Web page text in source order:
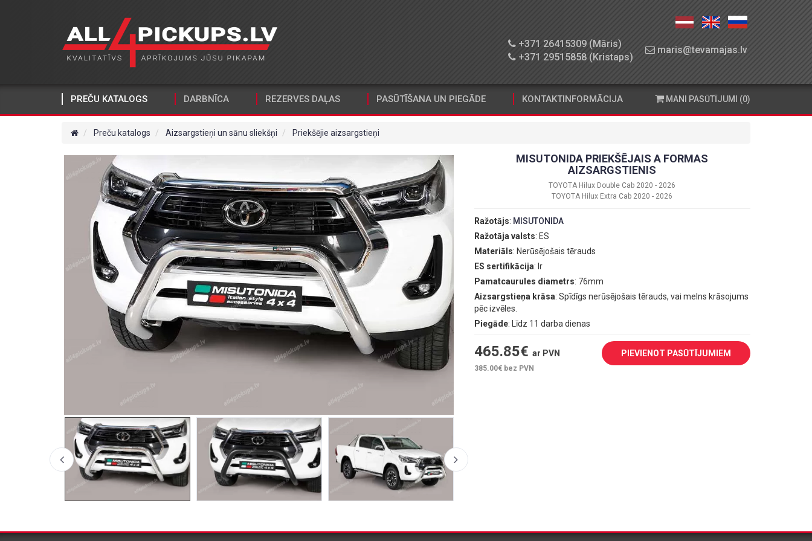
+371 26415309 (Māris)
+371 29515858 (Kristaps)
maris@tevamajas.lv
PREČU KATALOGS DARBNĪCA REZERVES DAĻAS PASŪTĪŠANA UN PIEGĀDE KONTAKTINFORMĀCIJA MANI PASŪTĪJUMI (0)
Preču katalogs Aizsargstieņi un sānu sliekšņi Priekšējie aizsargstieņi
MISUTONIDA PRIEKŠĒJAIS A FORMAS
AIZSARGSTIENIS
TOYOTA Hilux Double Cab 2020 - 2026
TOYOTA Hilux Extra Cab 2020 - 2026
Ražotājs: MISUTONIDA
Ražotāja valsts: ES
Materiāls: Nerūsējošais tērauds
ES sertifikācija: Ir
Pamatcaurules diametrs: 76mm
Aizsargstieņa krāsa: Spīdīgs nerūsējošais tērauds, vai melns krāsojums
pēc izvēles.
Piegāde: Līdz 11 darba dienas
465.85€ ar PVN
385.00€ bez PVN
PIEVIENOT PASŪTĪJUMIEM